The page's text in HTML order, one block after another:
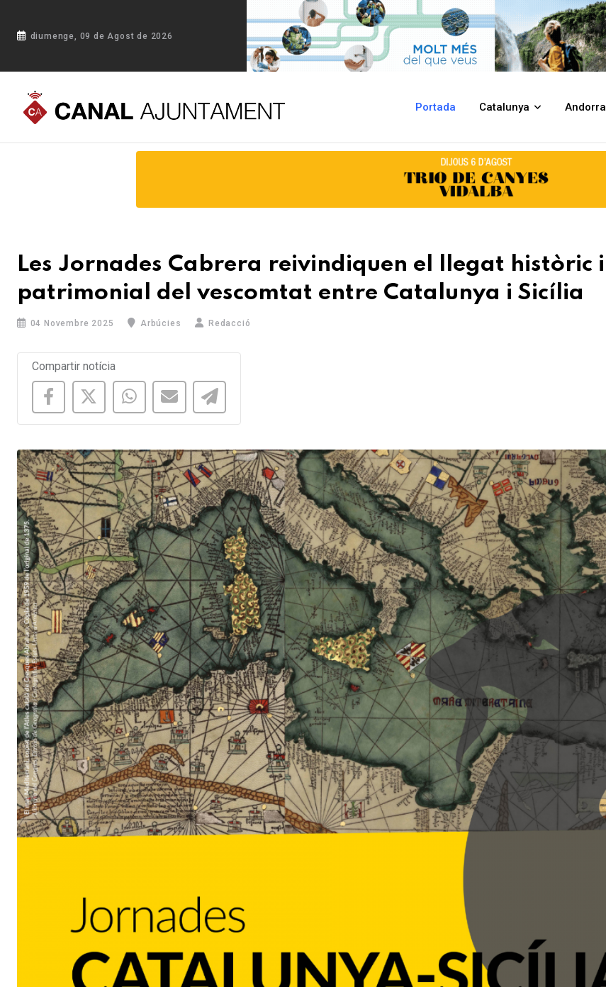
diumenge, 09 de Agost de 2026
Portada Catalunya Andorra
Portada Blog Les Jornades Cabrera reivindiquen el llegat històric i patrimonial del vescomtat entre Catalunya i Sicília
Les Jornades Cabrera reivindiquen el llegat històric i
patrimonial del vescomtat entre Catalunya i Sicília
04 Novembre 2025 Arbúcies Redacció
Compartir notícia